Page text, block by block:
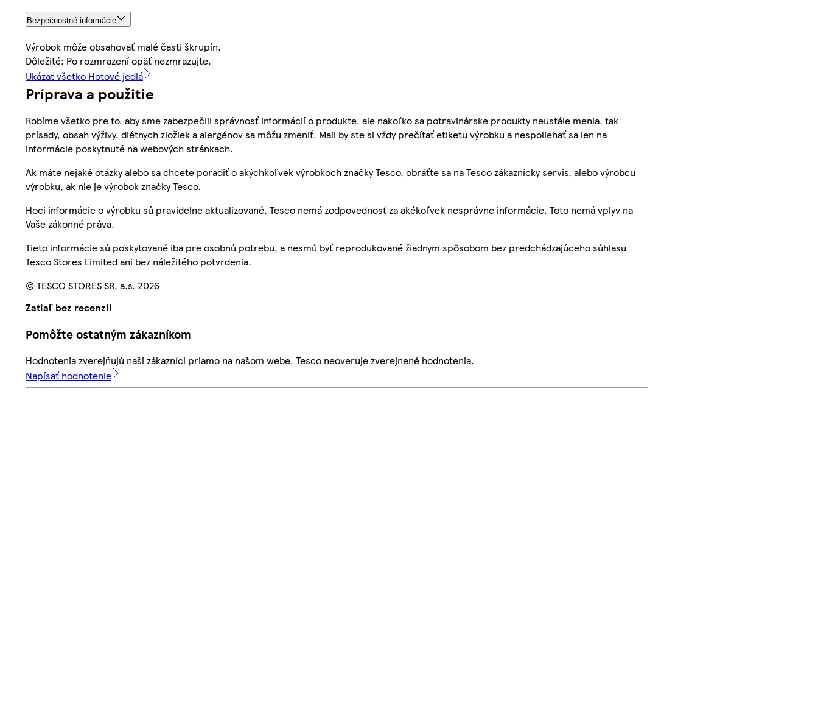
Bezpečnostné informácie
Výrobok môže obsahovať malé časti škrupín.
Dôležité: Po rozmrazení opäť nezmrazujte.
Ukázať všetko Hotové jedlá
Príprava a použitie
Robíme všetko pre to, aby sme zabezpečili správnosť informácií o produkte, ale nakoľko sa potravinárske produkty neustále menia, tak
prísady, obsah výživy, diétnych zložiek a alergénov sa môžu zmeniť. Mali by ste si vždy prečítať etiketu výrobku a nespoliehať sa len na
informácie poskytnuté na webových stránkach.
Ak máte nejaké otázky alebo sa chcete poradiť o akýchkoľvek výrobkoch značky Tesco, obráťte sa na Tesco zákaznícky servis, alebo výrobcu
výrobku, ak nie je výrobok značky Tesco.
Hoci informácie o výrobku sú pravidelne aktualizované, Tesco nemá zodpovednosť za akékoľvek nesprávne informácie. Toto nemá vplyv na
Vaše zákonné práva.
Tieto informácie sú poskytované iba pre osobnú potrebu, a nesmú byť reprodukované žiadnym spôsobom bez predchádzajúceho súhlasu
Tesco Stores Limited ani bez náležitého potvrdenia.
© TESCO STORES SR, a.s. 2026
Zatiaľ bez recenzií
Pomôžte ostatným zákazníkom
Hodnotenia zverejňujú naši zákazníci priamo na našom webe. Tesco neoveruje zverejnené hodnotenia.
Napísať hodnotenie